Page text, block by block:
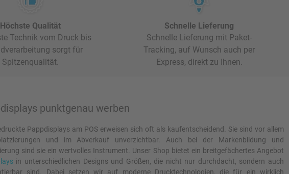
Höchste Qualität
Technik vom Druck bis
sorgt für
Spitzenqualität.
Schnelle Lieferung
Schnelle Lieferung mit Paket-
Tracking, auf Wunsch auch per
Express, direkt zu Ihnen.
punktgenau werben
Pappdisplays am POS erweisen sich oft als kaufentscheidend. Sie sind vor allem
und im Abverkauf unverzichtbar. Auch bei der Markenbildung und
sind sie ein wertvolles Instrument. Unser Shop bietet ein breitgefächertes Angebot
in unterschiedlichen Designs und Größen, die nicht nur durchdacht, sondern auch
sind. Dabei setzen wir auf moderne Drucktechnologien, die für ein wirklich